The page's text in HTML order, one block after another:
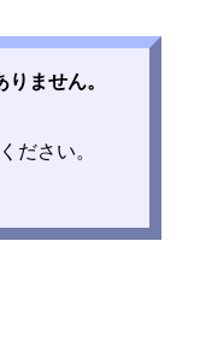
ません。
ださい。